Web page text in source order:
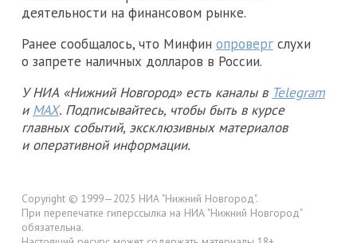
деятельности на финансовом рынке.
Ранее сообщалось, что Минфин опроверг слухи
о запрете наличных долларов в России.
У НИА «Нижний Новгород» есть каналы в Telegram
и MAX. Подписывайтесь, чтобы быть в курсе
главных событий, эксклюзивных материалов
и оперативной информации.
Copyright © 1999—2025 НИА "Нижний Новгород".
При перепечатке гиперссылка на НИА "Нижний Новгород"
обязательна.